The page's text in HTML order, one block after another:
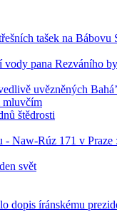
tašek na Bábovu
pana Rezváního
uvězněných
mluvčím
štědrosti
- Naw-Rúz 171 v Praze
svět
dopis íránskému